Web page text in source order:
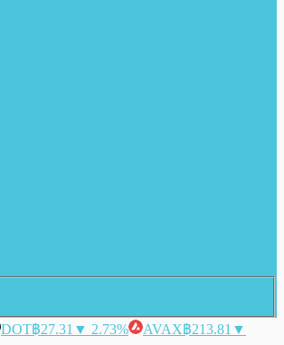
DOT฿27.31 ▼ 2.73% AVAX฿213.81 ▼